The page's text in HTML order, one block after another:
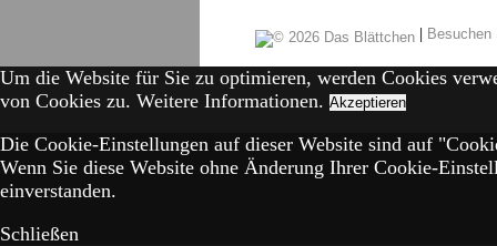
|
Um die Website für Sie zu optimieren, werden Cookies
von Cookies zu. Weitere Informationen. Akzeptieren
Die Cookie-Einstellungen auf dieser Website sind auf
Wenn Sie diese Website ohne Änderung Ihrer Cookie-
einverstanden.
Schließen